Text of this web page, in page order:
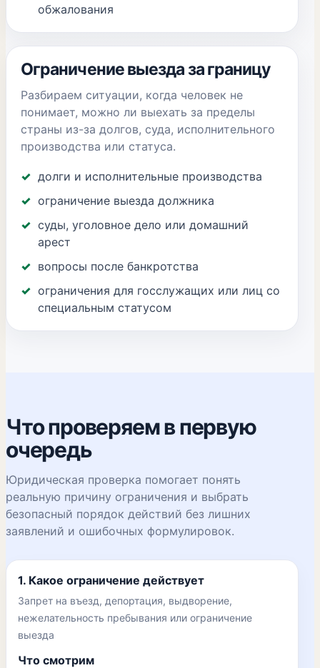
обжалования
Ограничение выезда за границу
Разбираем ситуации, когда человек не
понимает, можно ли выехать за пределы
страны из-за долгов, суда, исполнительного
производства или статуса.
долги и исполнительные производства
ограничение выезда должника
суды, уголовное дело или домашний
арест
вопросы после банкротства
ограничения для госслужащих или лиц со
специальным статусом
Что проверяем в первую
очередь
Юридическая проверка помогает понять
реальную причину ограничения и выбрать
безопасный порядок действий без лишних
заявлений и ошибочных формулировок.
1. Какое ограничение действует
Запрет на въезд, депортация, выдворение,
нежелательность пребывания или ограничение
выезда
Что смотрим